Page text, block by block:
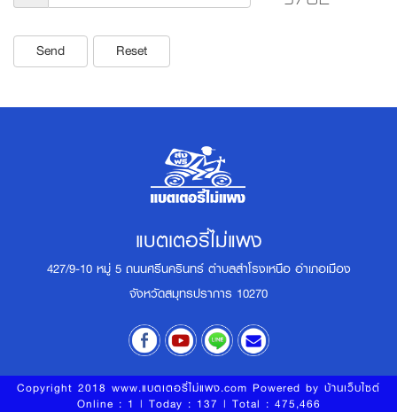
Send Reset
แบตเตอรี่ไม่แพง
427/9-10 หมู่ 5 ถนนศรีนครินทร์ ตำบลสำโรงเหนือ อำเภอเมือง
จังหวัดสมุทรปราการ 10270
Copyright 2018 www.แบตเตอรี่ไม่แพง.com Powered by บ้านเว็บไซต์
Online : 1 | Today : 137 | Total : 475,466